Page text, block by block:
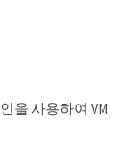
을 사용하여 VM